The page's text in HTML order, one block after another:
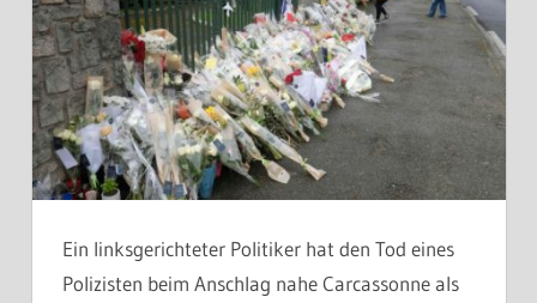
Ein linksgerichteter Politiker hat den Tod eines
Polizisten beim Anschlag nahe Carcassonne als